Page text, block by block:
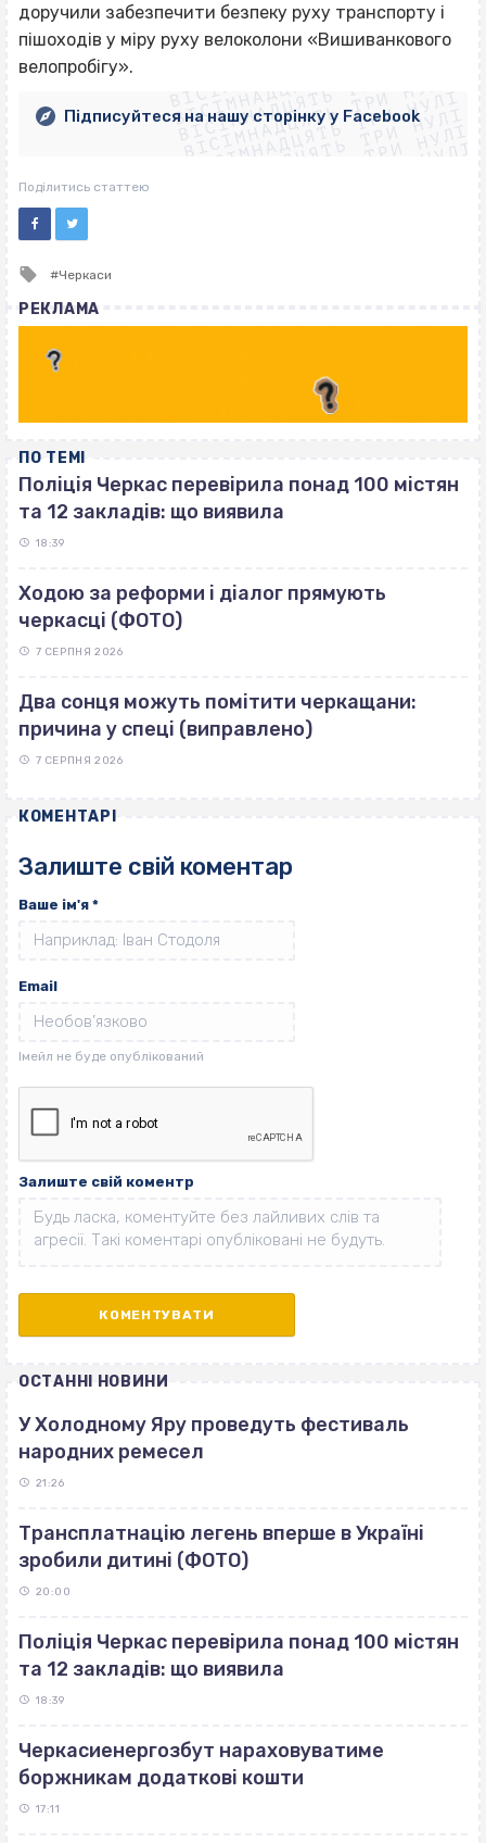
доручили забезпечити безпеку руху транспорту і
пішоходів у міру руху велоколони «Вишиванкового
велопробігу».
ВІСІМНАДЦЯТЬ ТРИ НУЛІ
ВІСІМНАДЦЯТЬ ТРИ НУЛІ
ВІСІМНАДЦЯТЬ ТРИ НУЛІ
ВІСІМНАДЦЯТЬ ТРИ НУЛІ
ВІСІМНАДЦЯТЬ ТРИ НУЛІ
ВІСІМНАДЦЯТЬ ТРИ НУЛІ
ВІСІМНАДЦЯТЬ ТРИ НУЛІ
ВІСІМНАДЦЯТЬ ТРИ НУЛІ
Підписуйтеся на нашу сторінку у Facebook
Поділитись статтею
Tagged
Черкаси
РЕКЛАМА
ПО ТЕМІ
Поліція Черкас перевірила понад 100 містян
та 12 закладів: що виявила
18:39
Ходою за реформи і діалог прямують
черкасці (ФОТО)
7 СЕРПНЯ 2026
Два сонця можуть помітити черкащани:
причина у спеці (виправлено)
7 СЕРПНЯ 2026
КОМЕНТАРІ
Залиште свій коментар
Ваше ім'я *
Email
Залиште свій коментр
ОСТАННІ НОВИНИ
У Холодному Яру проведуть фестиваль
народних ремесел
21:26
Трансплатнацію легень вперше в Україні
зробили дитині (ФОТО)
20:00
Поліція Черкас перевірила понад 100 містян
та 12 закладів: що виявила
18:39
Черкасиенергозбут нараховуватиме
боржникам додаткові кошти
17:11